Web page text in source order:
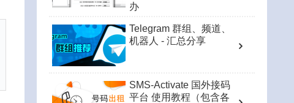
办
Telegram 群组、频道、
机器人 - 汇总分享
SMS-Activate 国外接码
平台 使用教程（包含各